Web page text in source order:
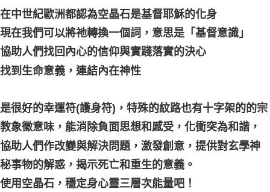
付款後門市自取
在中世紀歐洲都認為空晶石是基督耶穌的化身
現在我們可以將祂轉換一個詞，意思是「基督意識」
協助人們找回內心的信仰與實踐落實的決心
找到生命意義，連結內在神性
是很好的幸運符(護身符)，特殊的紋路也有十字架的的宗
教象徵意味，能消除負面思想和感受，化衝突為和諧，
協助人們作改變與解決問題，激發創意，提供對玄學神
秘事物的解惑，揭示死亡和重生的意義。
使用空晶石，穩定身心靈三層次能量吧！